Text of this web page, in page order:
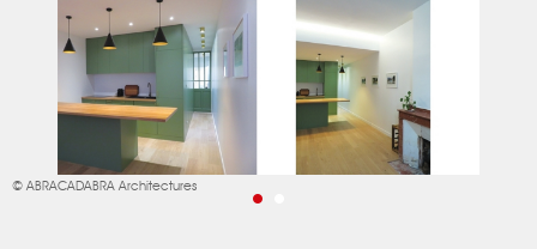
© ABRACADABRA Architectures